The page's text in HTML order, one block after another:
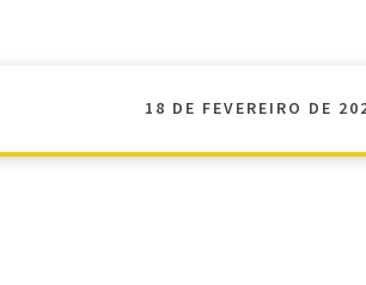
18 DE FEVEREIRO DE